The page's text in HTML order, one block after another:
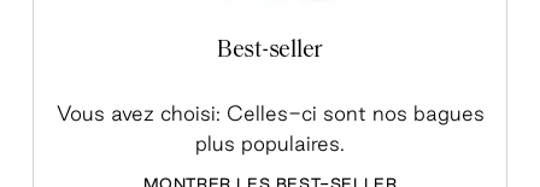
Best-seller
Vous avez choisi: Celles-ci sont nos bagues
plus populaires.